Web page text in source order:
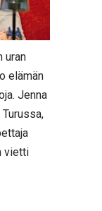
uran
elämän
Jenna
vietti